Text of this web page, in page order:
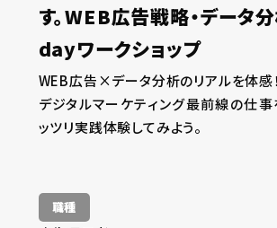
す。WEB広告戦略・データ
dayワークショップ
WEB広告×データ分析のリアルを体感！
デジタルマーケティング最前線の仕事
ッツリ実践体験してみよう。
職種